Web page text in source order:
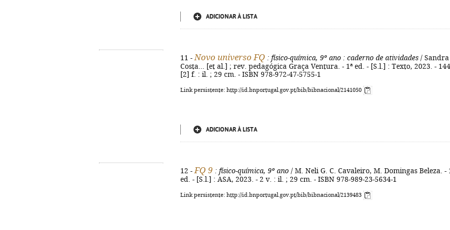
ADICIONAR À LISTA
11 - Novo universo FQ : físico-química, 9º ano : caderno de atividades / Sandra
Costa... [et al.] ; rev. pedagógica Graça Ventura. - 1ª ed. - [S.l.] : Texto, 2023. -
[2] f. : il. ; 29 cm. - ISBN 978-972-47-5755-1
Link persistente: http://id.bnportugal.gov.pt/bib/bibnacional/2141050
ADICIONAR À LISTA
12 - FQ 9 : físico-química, 9º ano / M. Neli G. C. Cavaleiro, M. Domingas Beleza. -
ed. - [S.l.] : ASA, 2023. - 2 v. : il. ; 29 cm. - ISBN 978-989-23-5634-1
Link persistente: http://id.bnportugal.gov.pt/bib/bibnacional/2139483